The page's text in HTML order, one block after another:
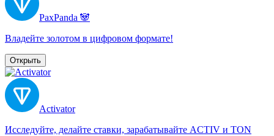
PaxPanda 🐼
Владейте золотом в цифровом формате!
Открыть
Activator
Исследуйте, делайте ставки, зарабатывайте ACTIV и TON